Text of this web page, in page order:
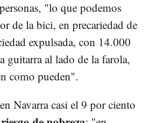
"lo que podemos
de la bici, en precariedad de
expulsada, con 14.000
guitarra al lado de la farola,
como pueden".
Navarra casi el 9 por ciento